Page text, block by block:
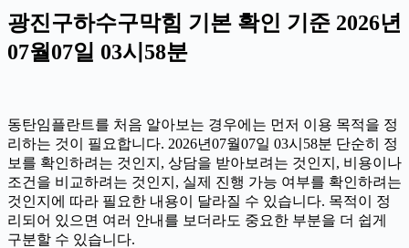
광진구하수구막힘 기본 확인 기준 2026년
07월07일 03시58분
동탄임플란트를 처음 알아보는 경우에는 먼저 이용 목적을 정
리하는 것이 필요합니다. 2026년07월07일 03시58분 단순히 정
보를 확인하려는 것인지, 상담을 받아보려는 것인지, 비용이나
조건을 비교하려는 것인지, 실제 진행 가능 여부를 확인하려는
것인지에 따라 필요한 내용이 달라질 수 있습니다. 목적이 정
리되어 있으면 여러 안내를 보더라도 중요한 부분을 더 쉽게
구분할 수 있습니다.